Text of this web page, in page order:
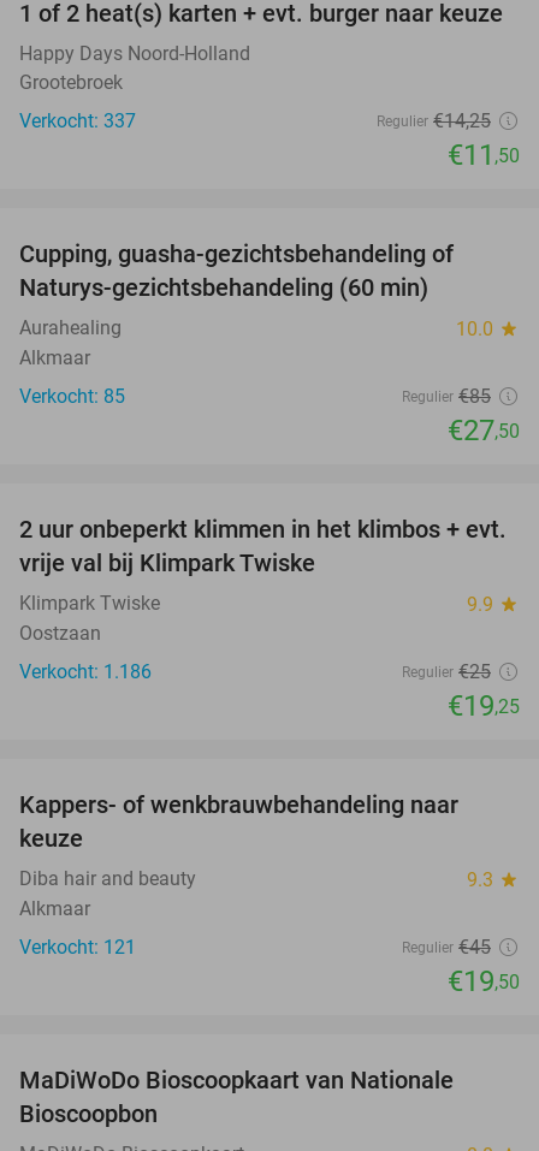
19%
1 of 2 heat(s) karten + evt. burger naar keuze
Happy Days Noord-Holland
Grootebroek
Verkocht: 337
Regulier €14,25
€11 ,50
Cupping, guasha-gezichtsbehandeling of
Naturys-gezichtsbehandeling (60 min)
Aurahealing 10.0 star
Alkmaar
Verkocht: 85
Regulier €85
€27,50
23%
2 uur onbeperkt klimmen in het klimbos + evt.
vrije val bij Klimpark Twiske
Klimpark Twiske 9.9 star
Oostzaan
Verkocht: 1.186
Regulier €25
€19,25
Kappers- of wenkbrauwbehandeling naar
keuze
Diba hair and beauty 9.3 star
Alkmaar
Verkocht: 121
Regulier €45
€19,50
MaDiWoDo Bioscoopkaart van Nationale
Bioscoopbon